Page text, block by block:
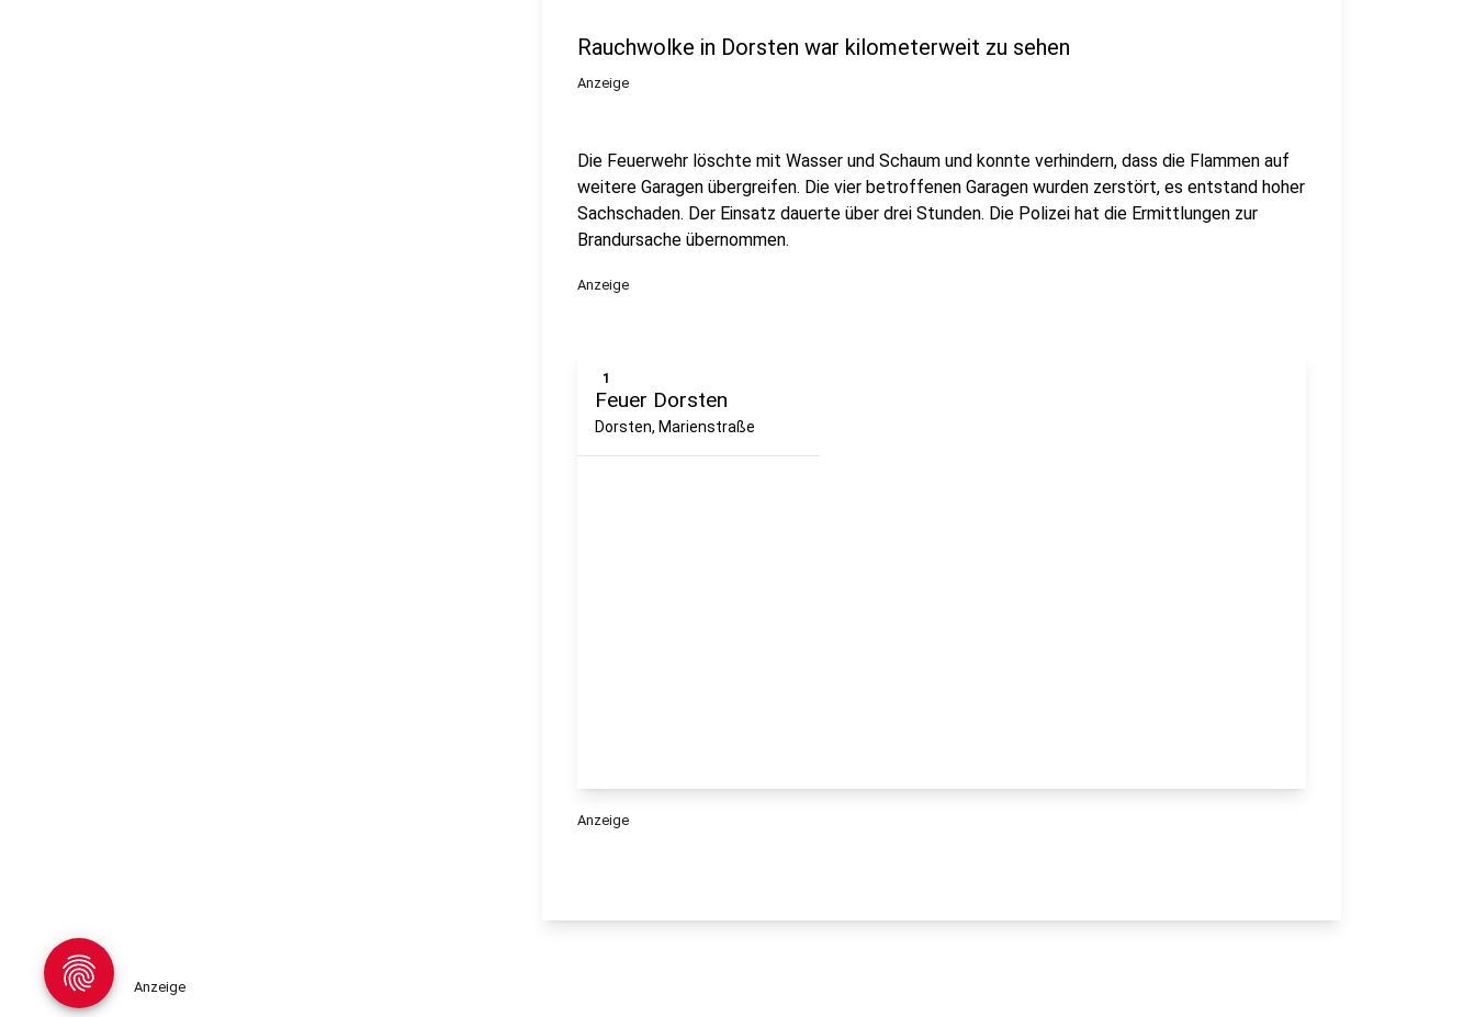
Rauchwolke in Dorsten war kilometerweit zu sehen
Anzeige
Die Feuerwehr löschte mit Wasser und Schaum und konnte verhindern, dass die Flammen auf
weitere Garagen übergreifen. Die vier betroffenen Garagen wurden zerstört, es entstand hoher
Sachschaden. Der Einsatz dauerte über drei Stunden. Die Polizei hat die Ermittlungen zur
Brandursache übernommen.
Anzeige
1
Feuer Dorsten
Dorsten, Marienstraße
Anzeige
Anzeige